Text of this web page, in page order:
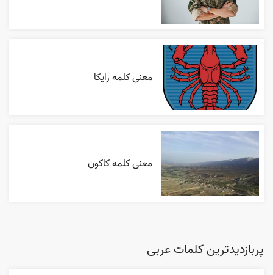
معنی کلمه رایکا
معنی کلمه کاکون
پربازدیدترین کلمات عربی